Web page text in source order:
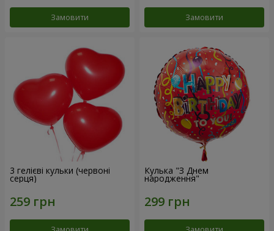
Замовити Замовити
3 гелієві кульки (червоні
серця)
Кулька "З Днем
народження"